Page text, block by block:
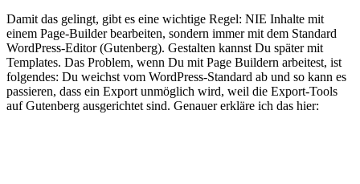
Damit das gelingt, gibt es eine wichtige Regel: NIE Inhalte mit
einem Page-Builder bearbeiten, sondern immer mit dem Standard
WordPress-Editor (Gutenberg). Gestalten kannst Du später mit
Templates. Das Problem, wenn Du mit Page Buildern arbeitest, ist
folgendes: Du weichst vom WordPress-Standard ab und so kann es
passieren, dass ein Export unmöglich wird, weil die Export-Tools
auf Gutenberg ausgerichtet sind. Genauer erkläre ich das hier: